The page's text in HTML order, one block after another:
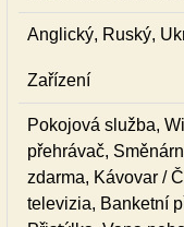
Anglický, Ruský,
Zařízení
Pokojová služba,
přehrávač,
zdarma, Kávovar /
televizia, Banketní